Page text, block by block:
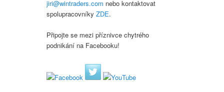
jiri@wintraders.com nebo kontaktovat
spolupracovníkyZDE.
Připojte se mezi příznivce chytrého
podnikání na Facebooku!